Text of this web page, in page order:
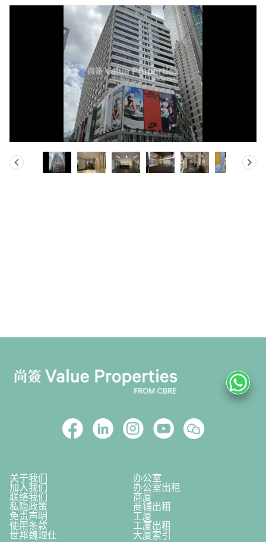
关于我们 办公室
加入我们 办公室出租
联络我们 商厦
私隐政策 商铺出租
免责声明 工厦
使用条款 工厦出租
世邦魏理仕 大厦索引